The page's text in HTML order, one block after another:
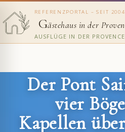
REFERENZPORTAL – SEIT 2004
Gästehaus in der
AUSFLÜGE IN DER PROVENCE
Der Pont
vier
Kapellen